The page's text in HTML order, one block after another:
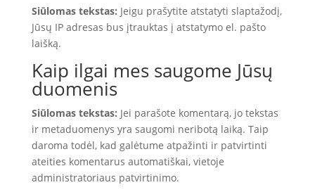
Siūlomas tekstas: Jeigu prašytite atstatyti slaptažodį,
Jūsų IP adresas bus įtrauktas į atstatymo el. pašto
laišką.
Kaip ilgai mes saugome Jūsų
duomenis
Siūlomas tekstas: Jei parašote komentarą, jo tekstas
ir metaduomenys yra saugomi neribotą laiką. Taip
daroma todėl, kad galėtume atpažinti ir patvirtinti
ateities komentarus automatiškai, vietoje
administratoriaus patvirtinimo.